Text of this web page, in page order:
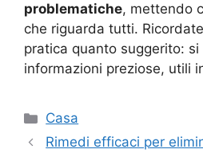
problematiche, mettendo
che riguarda tutti.
pratica quanto suggerito:
informazioni preziose, utili
Categorie
Casa
Rimedi efficaci per